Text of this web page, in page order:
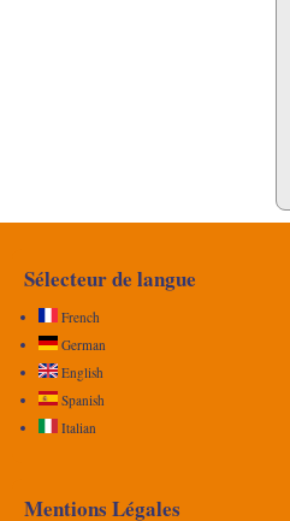
Sélecteur de langue
French
German
English
Spanish
Italian
Mentions Légales